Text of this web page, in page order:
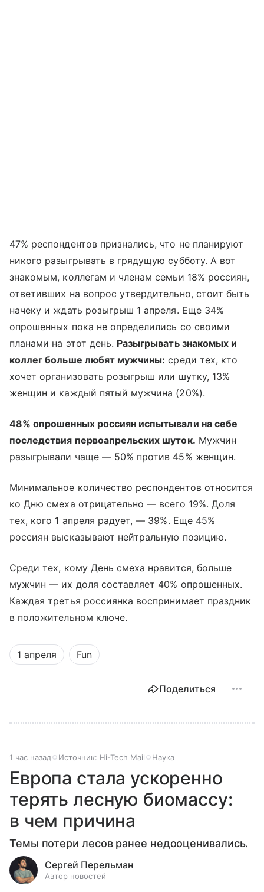
47% респондентов признались, что не планируют
никого разыгрывать в грядущую субботу. А вот
знакомым, коллегам и членам семьи 18% россиян,
ответивших на вопрос утвердительно, стоит быть
начеку и ждать розыгрыш 1 апреля. Еще 34%
опрошенных пока не определились со своими
планами на этот день. Разыгрывать знакомых и
коллег больше любят мужчины: среди тех, кто
хочет организовать розыгрыш или шутку, 13%
женщин и каждый пятый мужчина (20%).
48% опрошенных россиян испытывали на себе
последствия первоапрельских шуток. Мужчин
разыгрывали чаще — 50% против 45% женщин.
Минимальное количество респондентов относится
ко Дню смеха отрицательно — всего 19%. Доля
тех, кого 1 апреля радует, — 39%. Еще 45%
россиян высказывают нейтральную позицию.
Среди тех, кому День смеха нравится, больше
мужчин — их доля составляет 40% опрошенных.
Каждая третья россиянка воспринимает праздник
в положительном ключе.
1 апреля Fun
Поделиться
1 час назад Источник: Hi-Tech Mail Наука
Европа стала ускоренно
терять лесную биомассу:
в чем причина
Темы потери лесов ранее недооценивались.
Сергей Перельман
Автор новостей